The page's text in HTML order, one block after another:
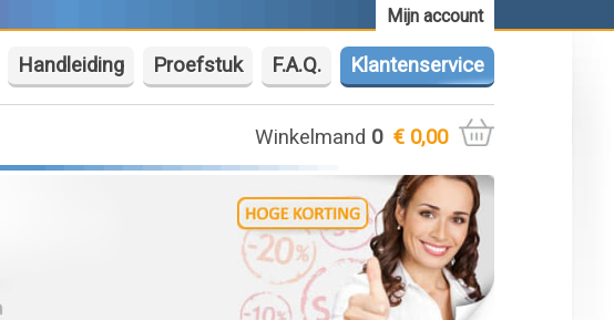
Mijn account
Handleiding Proefstuk F.A.Q. Klantenservice
Winkelmand 0 € 0,00